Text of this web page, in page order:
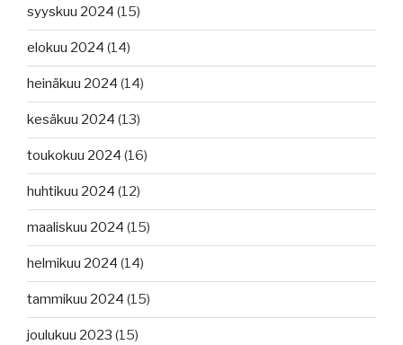
syyskuu 2024 (15)
elokuu 2024 (14)
heinäkuu 2024 (14)
kesäkuu 2024 (13)
toukokuu 2024 (16)
huhtikuu 2024 (12)
maaliskuu 2024 (15)
helmikuu 2024 (14)
tammikuu 2024 (15)
joulukuu 2023 (15)